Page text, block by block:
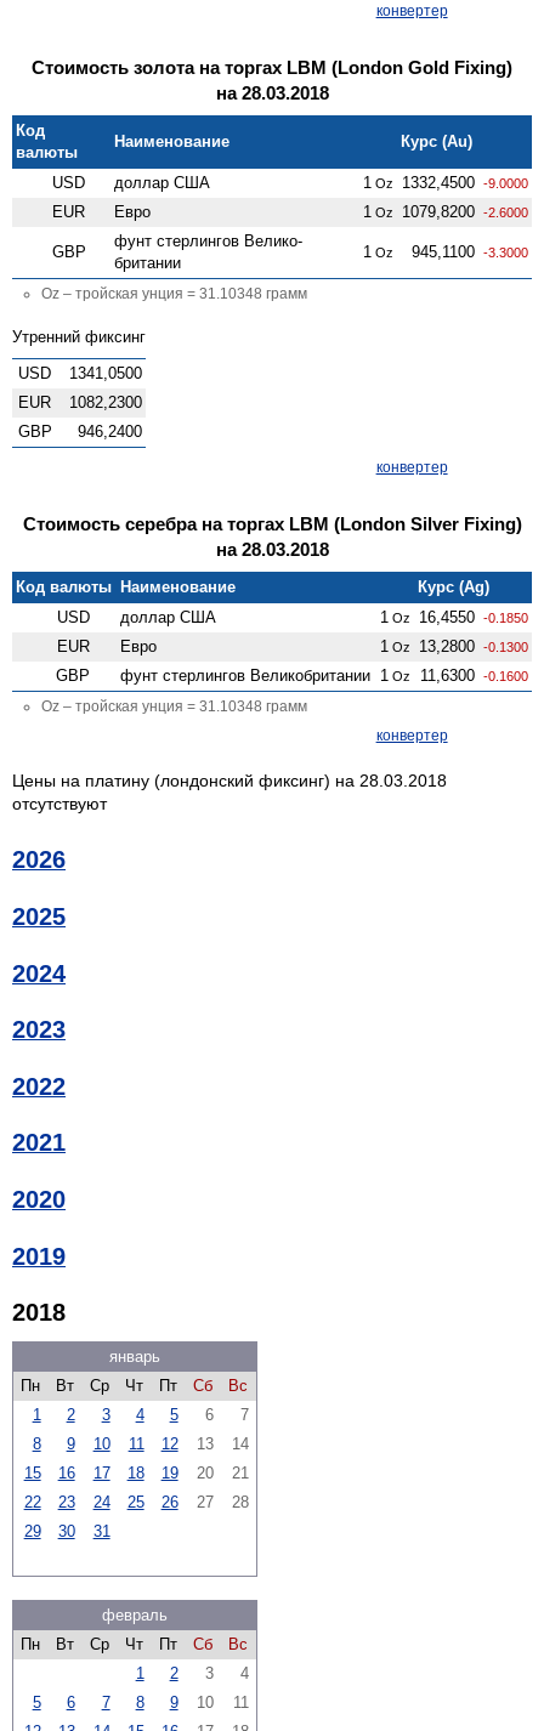
конвертер
Стоимость золота на торгах LBM (London Gold Fixing)
на 28.03.2018
Код
валюты
Наименование Курс (Au)
USD доллар США 1 Oz 1332,4500 -9.0000
EUR Евро 1 Oz 1079,8200 -2.6000
GBP
фунт стерлингов Велико­
британии
1 Oz 945,1100 -3.3000
Oz – тройская унция = 31.10348 грамм
Утренний фиксинг
USD
1341,0500
EUR
1082,2300
GBP
946,2400
конвертер
Стоимость серебра на торгах LBM (London Silver Fixing)
на 28.03.2018
Код валюты Наименование
Курс (Ag)
USD
доллар США 1 Oz 16,4550 -0.1850
EUR Евро 1 Oz 13,2800 -0.1300
GBP фунт стерлингов Велико­британии 1 Oz 11,6300 -0.1600
Oz – тройская унция = 31.10348 грамм
конвертер
Цены на платину (лондонский фиксинг) на 28.03.2018
отсутствуют
2026
2025
2024
2023
2022
2021
2020
2019
2018
январь
Пн
Вт Ср Чт Пт Сб
Вс
1
2 3 4 5 6
7
8
9 10 11 12 13
14
15
16 17 18 19 20
21
22
23 24 25 26 27
28
29
30 31
февраль
Пн
Вт Ср Чт Пт Сб
Вс
1
2 3
4
5
6 7 8 9 10
11